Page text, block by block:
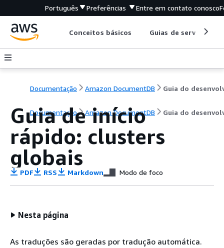
Português Preferências Entre em contato conosco
Conceitos básicos Guias de serviço
Documentação Amazon DocumentDB
Documentação Amazon DocumentDB Guia do
Guia de início
rápido: clusters
globais
PDF RSS Markdown Modo de foco
Nesta página
As traduções são geradas por tradução automática.